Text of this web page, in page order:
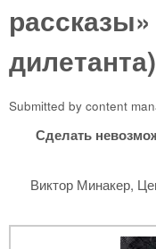
дилетанта)
Submitted by content
Сделать
Виктор Минакер,